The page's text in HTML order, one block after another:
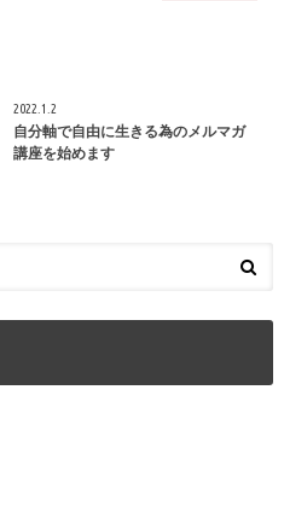
2022.1.2
自分軸で自由に生きる為のメルマガ
講座を始めます